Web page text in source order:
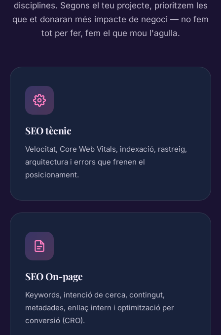
disciplines. Segons el teu projecte, prioritzem les
que et donaran més impacte de negoci — no fem
tot per fer, fem el que mou l'agulla.
SEO tècnic
Velocitat, Core Web Vitals, indexació, rastreig,
arquitectura i errors que frenen el
posicionament.
SEO On-page
Keywords, intenció de cerca, contingut,
metadades, enllaç intern i optimització per
conversió (CRO).